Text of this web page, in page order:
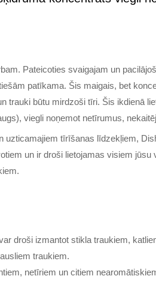
Pateicoties svaigajam un
patīkama. Šis maigais, bet
trauki būtu mirdzoši tīri. Šis ikdienā
viegli noņemot netīrumus,
uzticamajiem tīrīšanas līdzekļiem,
un ir droši lietojamas visiem
droši izmantot stikla traukiem,
traukiem.
netīriem un citiem